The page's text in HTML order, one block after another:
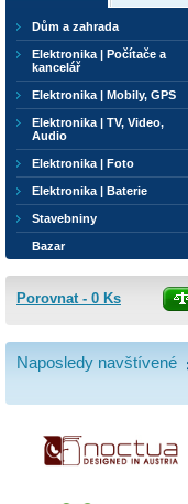
Dům a zahrada
Elektronika | Počítače a
kancelář
Elektronika | Mobily, GPS
Elektronika | TV, Video,
Audio
Elektronika | Foto
Elektronika | Baterie
Stavebniny
Bazar
Porovnat - 0 Ks
Naposledy navštívené